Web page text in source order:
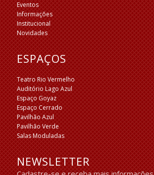
Eventos
Informações
Institucional
Novidades
ESPAÇOS
Teatro Rio Vermelho
Auditório Lago Azul
Espaço Goyaz
Espaço Cerrado
Pavilhão Azul
Pavilhão Verde
Salas Moduladas
NEWSLETTER